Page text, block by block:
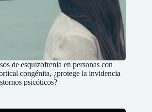
de esquizofrenia en personas con
congénita, ¿protege la invidencia
psicóticos?